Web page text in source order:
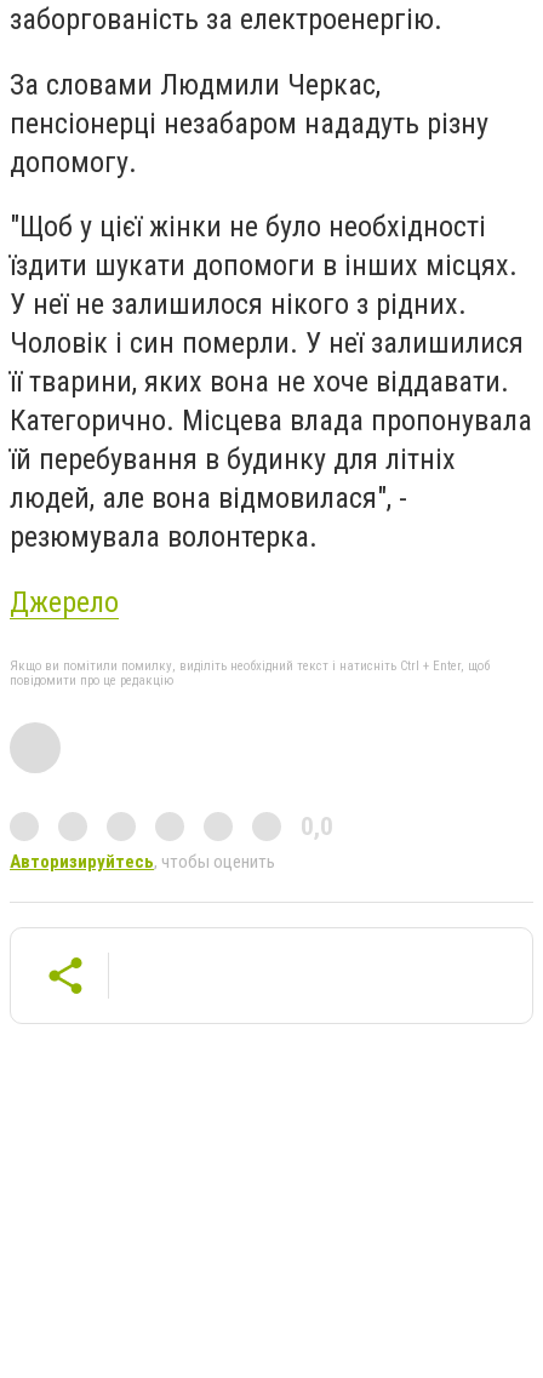
заборгованість за електроенергію.
За словами Людмили Черкас,
пенсіонерці незабаром нададуть різну
допомогу.
"Щоб у цієї жінки не було необхідності
їздити шукати допомоги в інших місцях.
У неї не залишилося нікого з рідних.
Чоловік і син померли. У неї залишилися
її тварини, яких вона не хоче віддавати.
Категорично. Місцева влада пропонувала
їй перебування в будинку для літніх
людей, але вона відмовилася", -
резюмувала волонтерка.
Джерело
Якщо ви помітили помилку, виділіть необхідний текст і натисніть Ctrl + Enter, щоб
повідомити про це редакцію
0,0
Авторизируйтесь, чтобы оценить